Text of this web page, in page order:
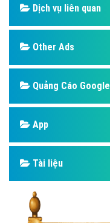
Dịch vụ liên quan
Other Ads
Quảng Cáo Google
App
Tài liệu